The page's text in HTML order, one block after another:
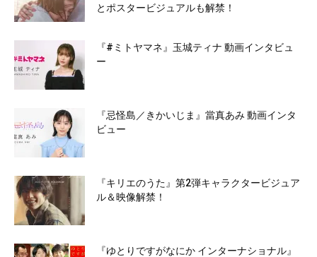
とポスタービジュアルも解禁！
『#ミトヤマネ』玉城ティナ 動画インタビュ
ー
『忌怪島／きかいじま』當真あみ 動画インタ
ビュー
『キリエのうた』第2弾キャラクタービジュア
ル＆映像解禁！
『ゆとりですがなにか インターナショナル』